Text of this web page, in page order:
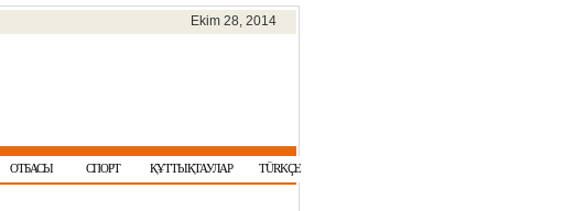
Ekim 28, 2014
ОТБАСЫ СПОРТ ҚҰТТЫҚТАУЛАР TÜRKÇE